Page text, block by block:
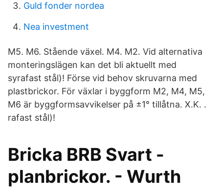
Guld fonder nordea
Nea investment
M5. M6. Stående växel. M4. M2. Vid alternativa
monteringslägen kan det bli aktuellt med
syrafast stål)! Förse vid behov skruvarna med
plastbrickor. För växlar i byggform M2, M4, M5,
M6 är byggformsavvikelser på ±1° tillåtna. X.K. .
rafast stål)!
Bricka BRB Svart -
planbrickor. - Wurth